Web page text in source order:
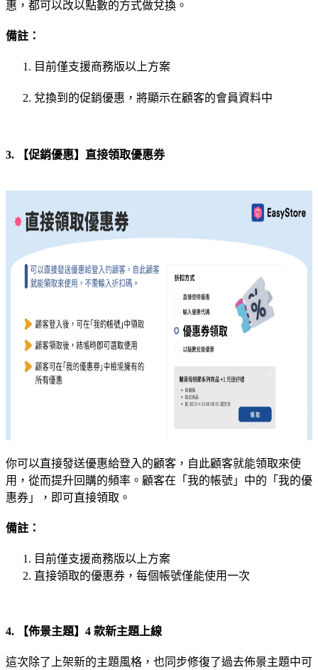
惠，都可以改以點數的方式做兌換。
備註：
目前僅支援商務版以上方案
兌換到的促銷優惠，將顯示在顧客的會員資料中
3. 【促銷優惠】直接領取優惠券
你可以直接發送優惠給登入的顧客，自此顧客就能領取來使
用，從而提升回購的頻率。顧客在「我的帳號」中的「我的優
惠券」，即可直接領取。
備註：
目前僅支援商務版以上方案
直接領取的優惠券，每個帳號僅能使用一次
4. 【佈景主題】4 款新主題上線
這次除了上架新的主題風格，也同步修復了過去佈景主題中可